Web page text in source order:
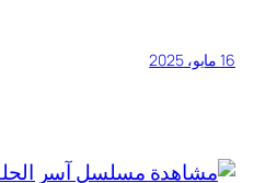
16 مايو، 2025